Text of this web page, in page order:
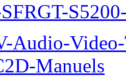
Audio-
Manuels